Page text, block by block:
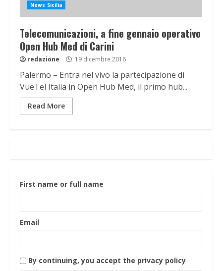
News Sicilia
Telecomunicazioni, a fine gennaio operativo
Open Hub Med di Carini
redazione 19 dicembre 2016
Palermo – Entra nel vivo la partecipazione di
VueTel Italia in Open Hub Med, il primo hub...
Read More
First name or full name
Email
By continuing, you accept the privacy policy